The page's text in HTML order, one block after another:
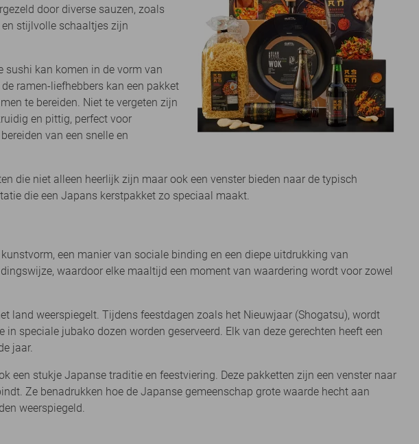
door diverse sauzen, zoals
stijlvolle schaaltjes zijn
sushi kan komen in de vorm van
ramen-liefhebbers kan een pakket
te bereiden. Niet te vergeten zijn
en pittig, perfect voor
van een snelle en
die niet alleen heerlijk zijn maar ook een venster bieden naar de typisch
die een Japans kerstpakket zo speciaal maakt.
een manier van sociale binding en een diepe uitdrukking van
waardoor elke maaltijd een moment van waardering wordt voor zowel
land weerspiegelt. Tijdens feestdagen zoals het Nieuwjaar (Shogatsu), wordt
speciale jubako dozen worden geserveerd. Elk van deze gerechten heeft een
jaar.
een stukje Japanse traditie en feestviering. Deze pakketten zijn een venster naar
Ze benadrukken hoe de Japanse gemeenschap grote waarde hecht aan
weerspiegeld.